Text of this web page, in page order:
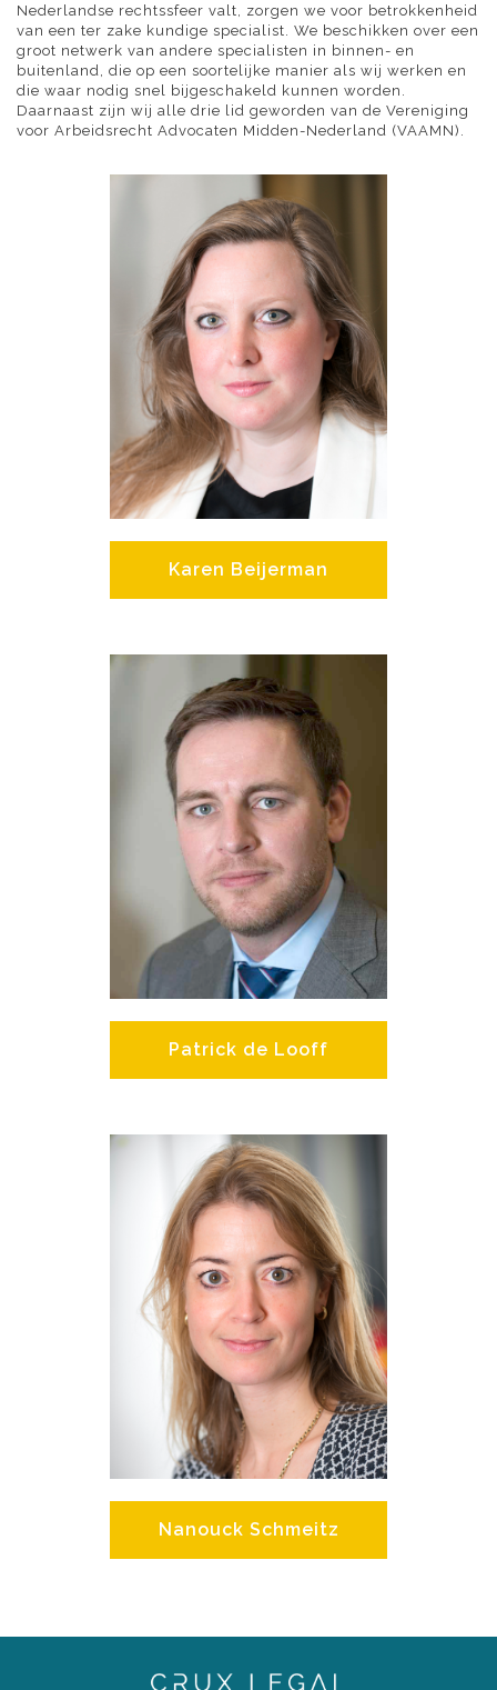
Nederlandse rechtssfeer valt, zorgen we voor betrokkenheid
van een ter zake kundige specialist. We beschikken over een
groot netwerk van andere specialisten in binnen- en
buitenland, die op een soortelijke manier als wij werken en
die waar nodig snel bijgeschakeld kunnen worden.
Daarnaast zijn wij alle drie lid geworden van de Vereniging
voor Arbeidsrecht Advocaten Midden-Nederland (VAAMN).
Karen Beijerman
Patrick de Looff
Nanouck Schmeitz